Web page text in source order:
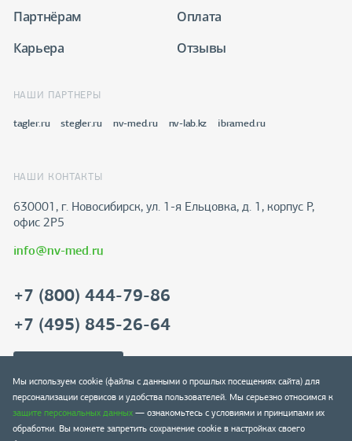
Партнёрам
Оплата
Карьера
Отзывы
НАШИ ПАРТНЕРЫ
tagler.ru stegler.ru nv-med.ru nv-lab.kz ibramed.ru
НАШИ КОНТАКТЫ
630001, г. Новосибирск, ул. 1-я Ельцовка, д. 1, корпус Р,
офис 2Р5
info@nv-med.ru
+7 (800) 444-79-86
+7 (495) 845-26-64
Мы используем cookie (файлы с данными о прошлых посещениях сайта) для
персонализации сервисов и удобства пользователей. Мы серьезно относимся к
защите персональных данных— ознакомьтесь с условиями и принципами их
обработки. Вы можете запретить сохранение cookie в настройках своего